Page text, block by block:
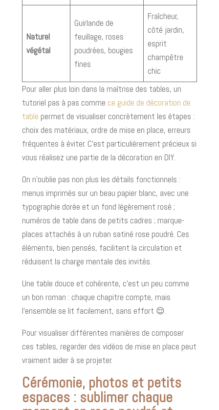
Naturel
végétal
Guirlande de
feuillage, roses
poudrées, bougies
fines
Fraîcheur,
côté jardin,
esprit
champêtre
chic
Pour aller plus loin dans la maîtrise des tables, un
tutoriel pas à pas comme ce guide de décoration de
table permet de visualiser concrètement les étapes :
choix des matériaux, ordre de mise en place, erreurs
fréquentes à éviter. C’est particulièrement précieux si
vous réalisez une partie de la décoration en DIY.
On n’oublie pas non plus les détails fonctionnels :
menus imprimés sur un beau papier blanc, avec une
typographie dorée et un fond légèrement rosé ;
numéros de table dans de petits cadres ; marque-
places attachés à un ruban satiné rose poudré. Ces
éléments, bien pensés, facilitent la circulation et
réduisent la charge mentale des invités.
Une table douce et cohérente, c’est un peu comme
un bon roman : chaque chapitre compte, mais
l’ensemble se lit facilement, sans effort 😌.
Pour visualiser différentes manières de composer
ces tables, regarder des vidéos de mise en place peut
vraiment aider à se projeter.
Cérémonie, photos et petits
espaces : sublimer chaque